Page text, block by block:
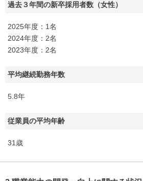
過去３年間の新卒採用者数（女性）
2025年度：1名
2024年度：2名
2023年度：2名
平均継続勤務年数
5.8年
従業員の平均年齢
31歳